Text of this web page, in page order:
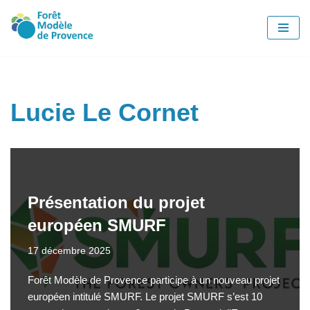
Aller
Lucie Le Cornet
Présentation du projet
européen SMURF
17 décembre 2025
Forêt Modèle de Provence participe à un nouveau projet
européen intitulé SMURF. Le projet SMURF s’est 10